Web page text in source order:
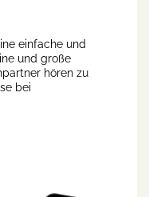
einfache und
und große
hören zu
bei